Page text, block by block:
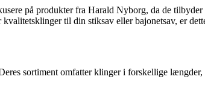
på produkter fra Harald Nyborg, da de
til din stiksav eller bajonetsav, er
sortiment omfatter klinger i forskellige